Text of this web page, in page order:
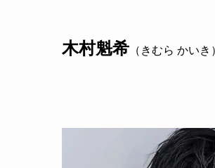
木村魁希 （きむら かいき